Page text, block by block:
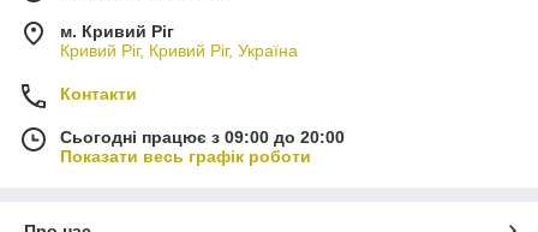
м. Кривий Ріг
Кривий Ріг, Кривий Ріг, Україна
Контакти
Сьогодні працює з 09:00 до 20:00
Показати весь графік роботи